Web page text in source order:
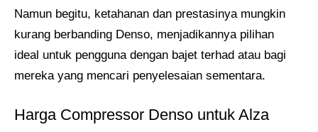
Namun begitu, ketahanan dan prestasinya mungkin
kurang berbanding Denso, menjadikannya pilihan
ideal untuk pengguna dengan bajet terhad atau bagi
mereka yang mencari penyelesaian sementara.
Harga Compressor Denso untuk Alza